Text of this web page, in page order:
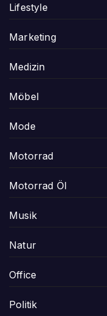
Lifestyle
Marketing
Medizin
Möbel
Mode
Motorrad
Motorrad Öl
Musik
Natur
Office
Politik